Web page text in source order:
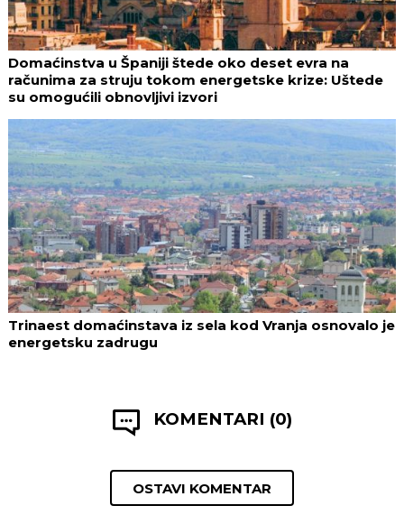
Domaćinstva u Španiji štede oko deset evra na
računima za struju tokom energetske krize: Uštede
su omogućili obnovljivi izvori
Trinaest domaćinstava iz sela kod Vranja osnovalo je
energetsku zadrugu
KOMENTARI (0)
OSTAVI KOMENTAR